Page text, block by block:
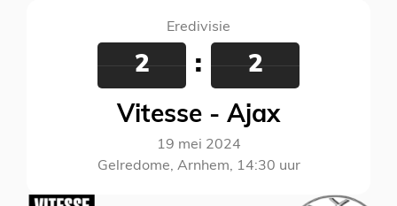
Eredivisie
2 : 2
Vitesse - Ajax
19 mei 2024
Gelredome, Arnhem, 14:30 uur